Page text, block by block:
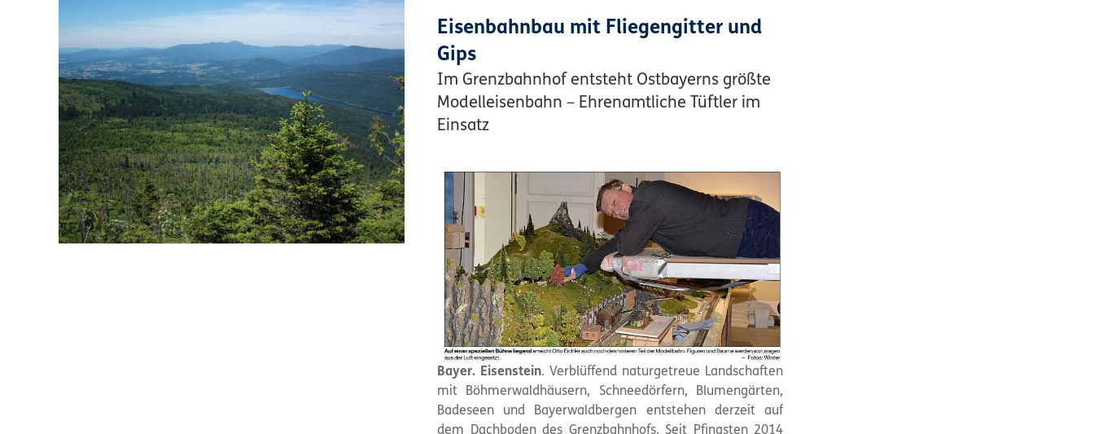
Eisenbahnbau mit Fliegengitter und
Gips
Im Grenzbahnhof entsteht Ostbayerns größte
Modelleisenbahn – Ehrenamtliche Tüftler im
Einsatz
Bayer. Eisenstein. Verblüffend naturgetreue Landschaften
mit Böhmerwaldhäusern, Schneedörfern, Blumengärten,
Badeseen und Bayerwaldbergen entstehen derzeit auf
dem Dachboden des Grenzbahnhofs. Seit Pfingsten 2014